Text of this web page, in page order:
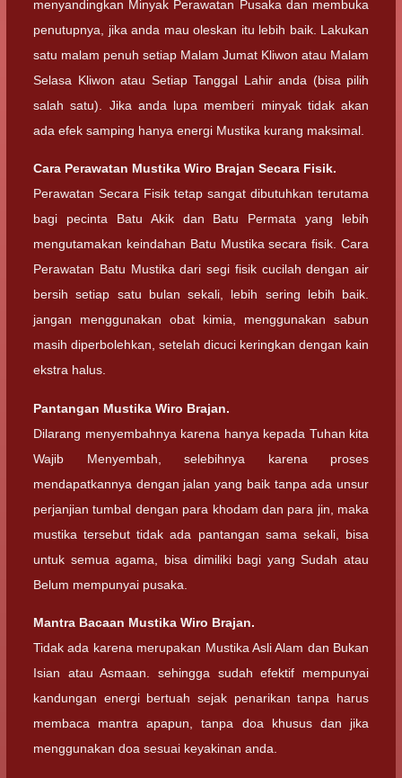
menyandingkan Minyak Perawatan Pusaka dan membuka
penutupnya, jika anda mau oleskan itu lebih baik. Lakukan
satu malam penuh setiap Malam Jumat Kliwon atau Malam
Selasa Kliwon atau Setiap Tanggal Lahir anda (bisa pilih
salah satu). Jika anda lupa memberi minyak tidak akan
ada efek samping hanya energi Mustika kurang maksimal.
Cara Perawatan Mustika Wiro Brajan Secara Fisik.
Perawatan Secara Fisik tetap sangat dibutuhkan terutama
bagi pecinta Batu Akik dan Batu Permata yang lebih
mengutamakan keindahan Batu Mustika secara fisik. Cara
Perawatan Batu Mustika dari segi fisik cucilah dengan air
bersih setiap satu bulan sekali, lebih sering lebih baik.
jangan menggunakan obat kimia, menggunakan sabun
masih diperbolehkan, setelah dicuci keringkan dengan kain
ekstra halus.
Pantangan Mustika Wiro Brajan.
Dilarang menyembahnya karena hanya kepada Tuhan kita
Wajib Menyembah, selebihnya karena proses
mendapatkannya dengan jalan yang baik tanpa ada unsur
perjanjian tumbal dengan para khodam dan para jin, maka
mustika tersebut tidak ada pantangan sama sekali, bisa
untuk semua agama, bisa dimiliki bagi yang Sudah atau
Belum mempunyai pusaka.
Mantra Bacaan Mustika Wiro Brajan.
Tidak ada karena merupakan Mustika Asli Alam dan Bukan
Isian atau Asmaan. sehingga sudah efektif mempunyai
kandungan energi bertuah sejak penarikan tanpa harus
membaca mantra apapun, tanpa doa khusus dan jika
menggunakan doa sesuai keyakinan anda.